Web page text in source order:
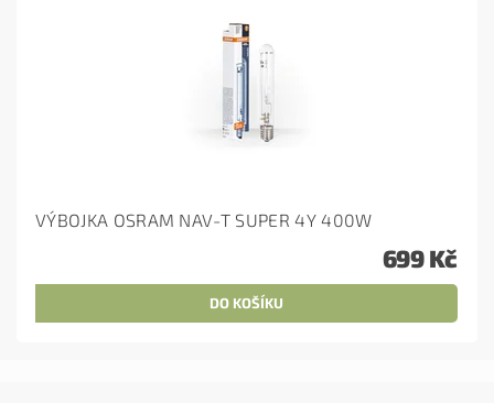
VÝBOJKA OSRAM NAV-T SUPER 4Y 400W
699 Kč